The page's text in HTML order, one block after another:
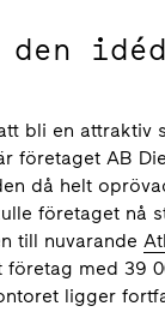
bli en attraktiv
företaget AB
då helt
företaget nå
till nuvarande
med 39
ligger